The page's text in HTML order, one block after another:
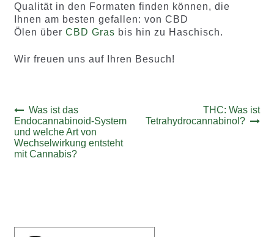
Qualität in den Formaten finden können, die
Ihnen am besten gefallen: von CBD
Ölen über CBD Gras bis hin zu Haschisch.
Wir freuen uns auf Ihren Besuch!
Beitrags-
Navigation
Vorheriger
Beitrag:
Was ist das
Endocannabinoid-System
und welche Art von
Wechselwirkung entsteht
mit Cannabis?
Nächster
Beitrag:
THC: Was ist
Tetrahydrocannabinol?